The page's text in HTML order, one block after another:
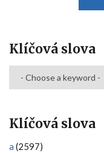
Klíčová slova
Klíčová slova
a (2597)